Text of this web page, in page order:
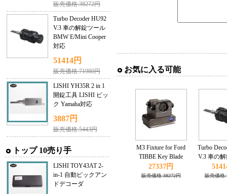
販売価格:38272円
Turbo Decoder HU92
V.3 車の解錠ツール
BMW E/Mini Cooper
対応
51414円
販売価格:71980円
LISHI YH35R 2 in 1
開錠工具 LISHI ピッ
ク Yamaha対応
3887円
販売価格:5443円
トップ 10売り手
LISHI TOY43AT 2-
in-1 自動ピックアン
ドデコーダ
お気に入る可能
M3 Fixture for Ford
TIBBE Key Blade
Works with CONDOR
XC-MINI Master
27337円
販売価格 38272円
Turbo
V.3 車の
BMW E/
対
販売価格